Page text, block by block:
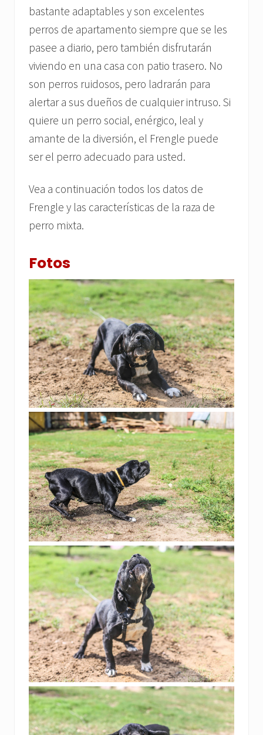
bastante adaptables y son excelentes
perros de apartamento siempre que se les
pasee a diario, pero también disfrutarán
viviendo en una casa con patio trasero. No
son perros ruidosos, pero ladrarán para
alertar a sus dueños de cualquier intruso. Si
quiere un perro social, enérgico, leal y
amante de la diversión, el Frengle puede
ser el perro adecuado para usted.
Vea a continuación todos los datos de
Frengle y las características de la raza de
perro mixta.
Fotos